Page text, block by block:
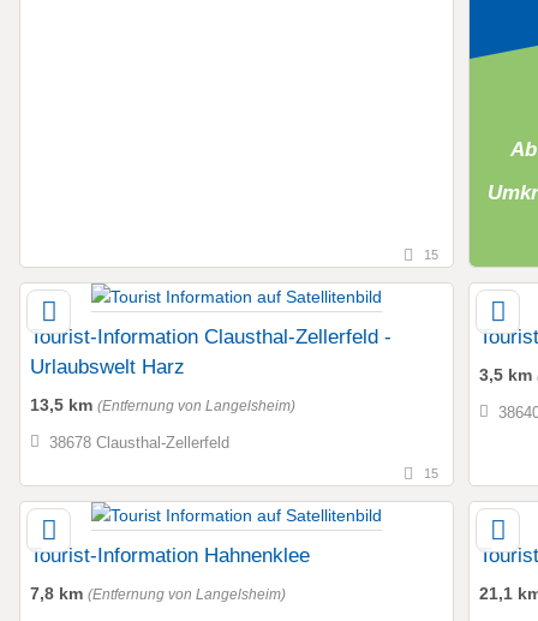
15
Tourist-Information Clausthal-Zellerfeld -
Urlaubswelt Harz
13,5 km (Entfernung von Langelsheim)
38678 Clausthal-Zellerfeld
15
3,5 km
Tourist-Information Hahnenklee
7,8 km (Entfernung von Langelsheim) 21,1